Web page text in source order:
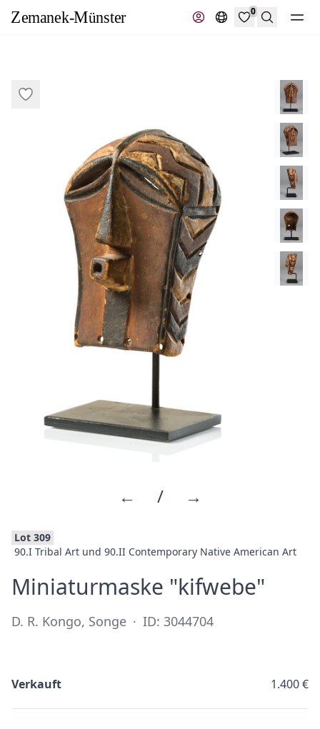
0
Suche
← / →
Lot 309
90.I Tribal Art und 90.II Contemporary Native American Art
Miniaturmaske "kifwebe"
D. R. Kongo, Songe · ID: 3044704
Verkauft 1.400 €